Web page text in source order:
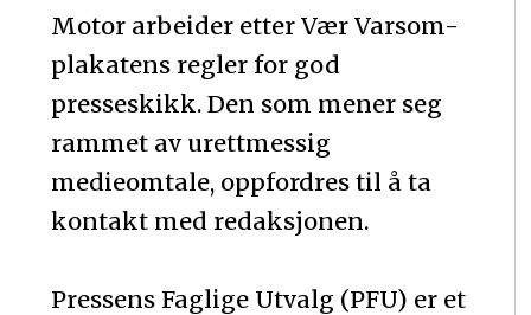
Motor arbeider etter Vær Varsom-
plakatens regler for god
presseskikk. Den som mener seg
rammet av urettmessig
medieomtale, oppfordres til å ta
kontakt med redaksjonen.
Pressens Faglige Utvalg (PFU) er et